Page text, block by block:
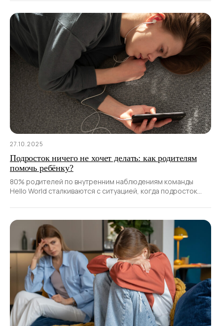
27.10.2025
Подросток ничего не хочет делать: как родителям
помочь ребёнку?
80% родителей по внутренним наблюдениям команды
Hello World сталкиваются с ситуацией, когда подросток